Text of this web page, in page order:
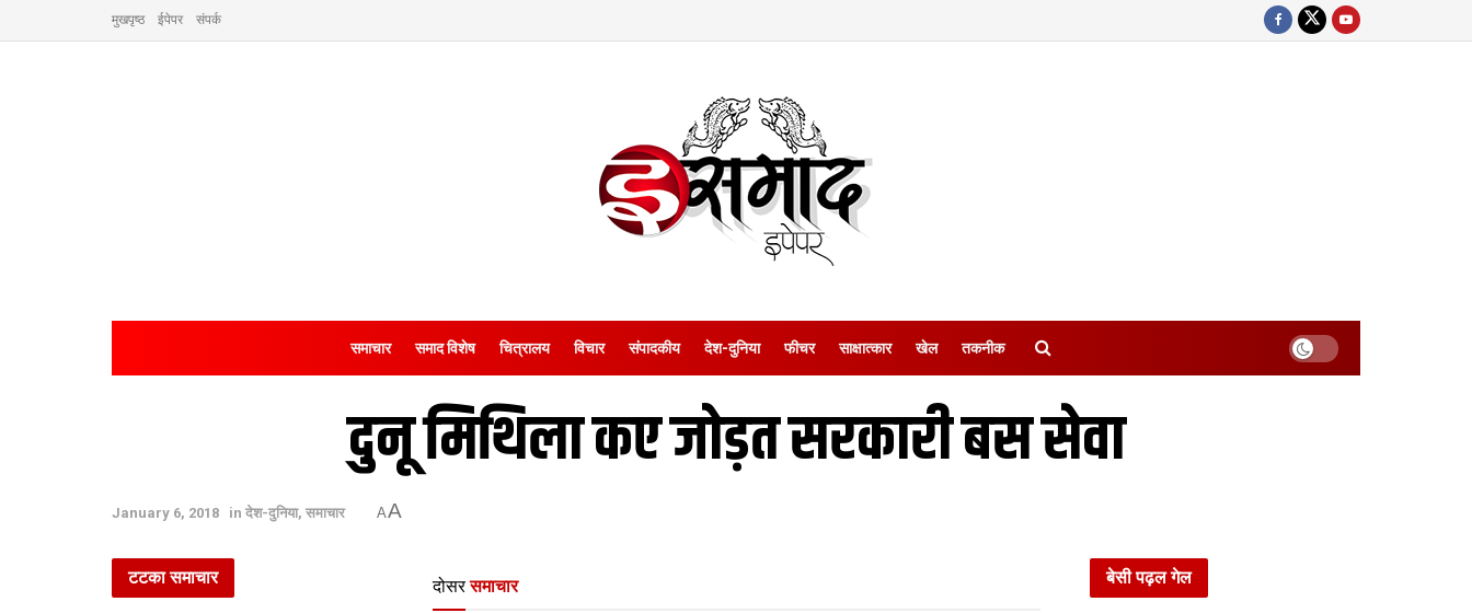
मुखपृष्ठ ईपेपर संपर्क
समाचार समाद विशेष चित्रालय विचार संपादकीय देश-दुनिया फीचर साक्षात्‍कार खेल तकनीक
दुनू मिथिला कए जोड़त सरकारी बस सेवा
January 6, 2018 in देश-दुनिया, समाचार AA
दोसर समाचार
टटका समाचार बेसी पढ़ल गेल